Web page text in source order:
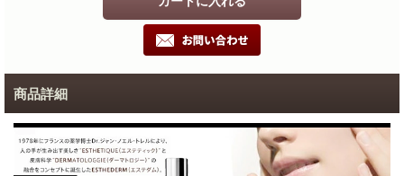
商品詳細